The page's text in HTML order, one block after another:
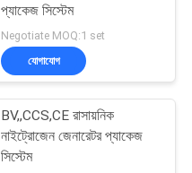
প্যাকেজ সিস্টেম
Negotiate MOQ:1 set
যোগাযোগ
BV,,CCS,CE রাসায়নিক
নাইট্রোজেন জেনারেটর প্যাকেজ
সিস্টেম